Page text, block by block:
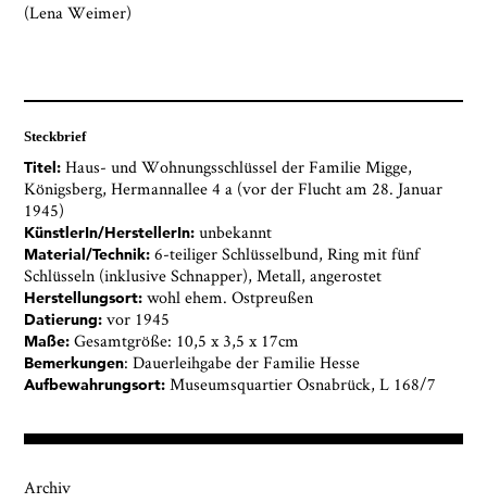
(Lena Weimer)
Steckbrief
Titel:Haus- und Wohnungsschlüssel der Familie Migge,
Königsberg, Hermannallee 4 a (vor der Flucht am 28. Januar
1945)
KünstlerIn/HerstellerIn: unbekannt
Material/Technik: 6-teiliger Schlüsselbund, Ring mit fünf
Schlüsseln (inklusive Schnapper), Metall, angerostet
Herstellungsort:wohl ehem. Ostpreußen
Datierung:vor 1945
Maße:Gesamtgröße: 10,5 x 3,5 x 17cm
Bemerkungen: Dauerleihgabe der Familie Hesse
Aufbewahrungsort:Museumsquartier Osnabrück, L 168/7
Archiv